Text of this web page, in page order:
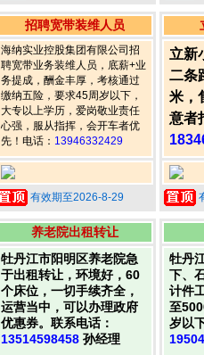
招聘宽带装维人员
海纳实业控股集团有限公司招
聘宽带业务装维人员，底薪+业
务提成，酬金丰厚，考核通过
缴纳五险，要求45周岁以下，
大专以上学历，爱岗敬业责任
心强，服从指挥，会开车者优
先！电话： 13946332429
有效期至2026-8-29
立新
二条
米，
意者
养老院出租转让
牡丹江市阳明区养老院急
于出租转让，环境好，60
个床位，一切手续齐全，
运营当中，可以办理政府
优惠券。联系电话：
13514598458 孙经理
牡丹
下、
计件
至
岁以